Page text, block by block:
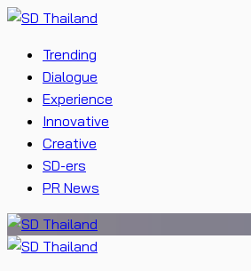
Trending
Dialogue
Experience
Innovative
Creative
SD-ers
PR News